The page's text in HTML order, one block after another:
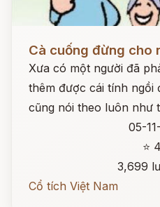
Cà cuống đừng cho
Xưa có một người đã
thêm được cái tính ngồi
cũng nói theo luôn như
05-
⭐
3,699
Cổ tích Việt Nam